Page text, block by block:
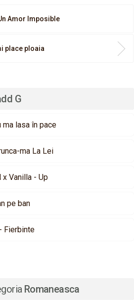
Amor Imposible
place ploaia
G
ma lasa în pace
ma La Lei
x Vanilla - Up
pe ban
Fierbinte
Romaneasca